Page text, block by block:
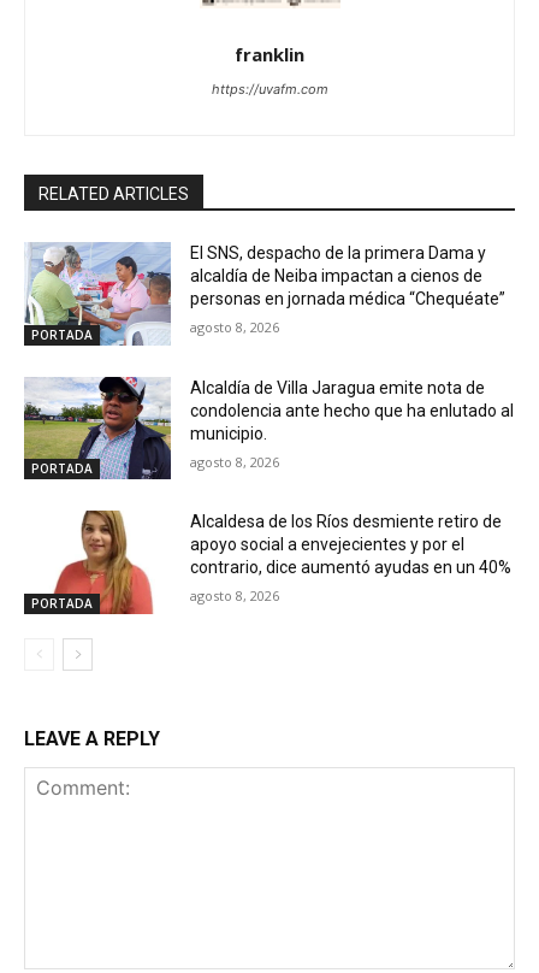
franklin
https://uvafm.com
RELATED ARTICLES
PORTADA
El SNS, despacho de la primera Dama y
alcaldía de Neiba impactan a cienos de
personas en jornada médica “Chequéate”
agosto 8, 2026
PORTADA
Alcaldía de Villa Jaragua emite nota de
condolencia ante hecho que ha enlutado al
municipio.
agosto 8, 2026
PORTADA
Alcaldesa de los Ríos desmiente retiro de
apoyo social a envejecientes y por el
contrario, dice aumentó ayudas en un 40%
agosto 8, 2026
LEAVE A REPLY